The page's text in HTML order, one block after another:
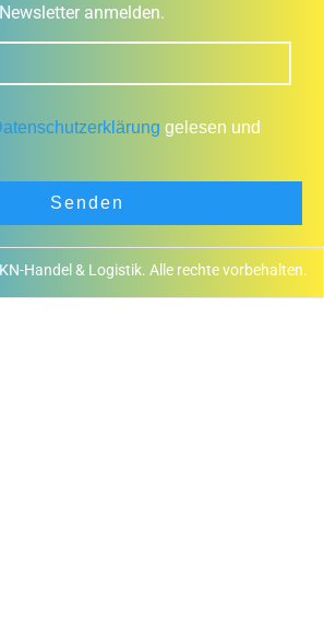
anmelden.
gelesen und
Senden
Handel & Logistik. Alle rechte vorbehalten.